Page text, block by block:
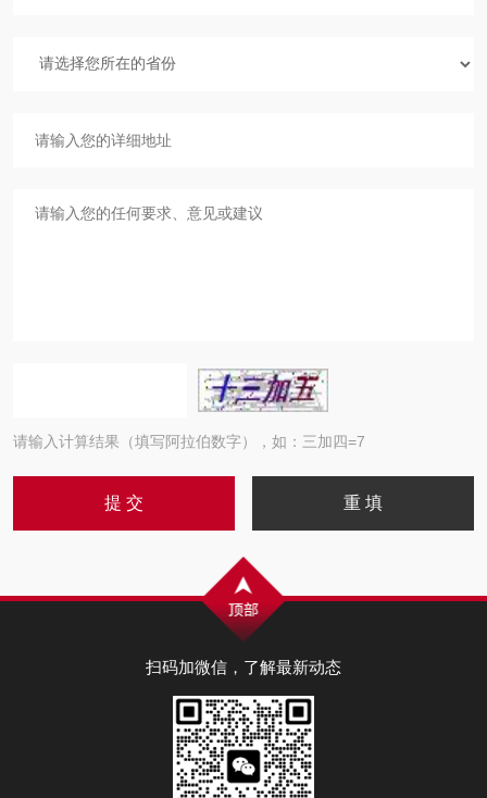
请输入计算结果（填写阿拉伯数字），如：三加四=7
扫码加微信，了解最新动态